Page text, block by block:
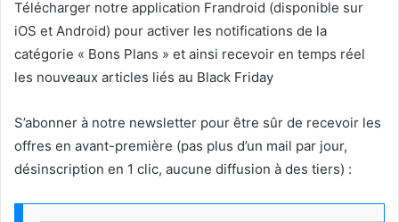
Télécharger notre application Frandroid (disponible sur
iOS et Android) pour activer les notifications de la
catégorie « Bons Plans » et ainsi recevoir en temps réel
les nouveaux articles liés au Black Friday
S’abonner à notre newsletter pour être sûr de recevoir les
offres en avant-première (pas plus d’un mail par jour,
désinscription en 1 clic, aucune diffusion à des tiers) :